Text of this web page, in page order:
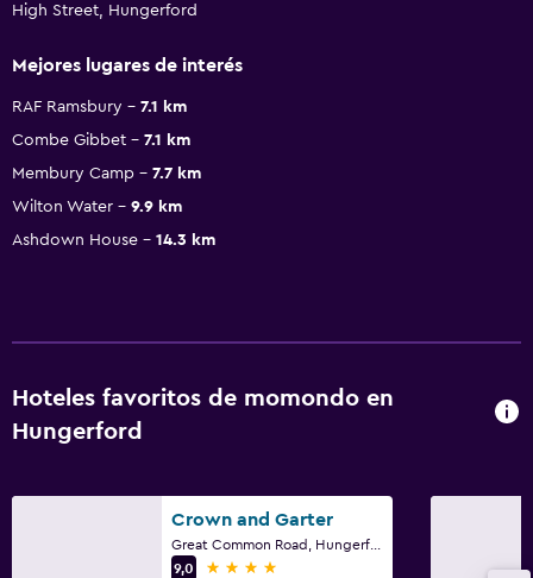
High Street, Hungerford
Mejores lugares de interés
RAF Ramsbury
7.1 km
Combe Gibbet
7.1 km
Membury Camp
7.7 km
Wilton Water
9.9 km
Ashdown House
14.3 km
Hoteles favoritos de momondo en
Hungerford
Crown and Garter
9,0
4 estrellas